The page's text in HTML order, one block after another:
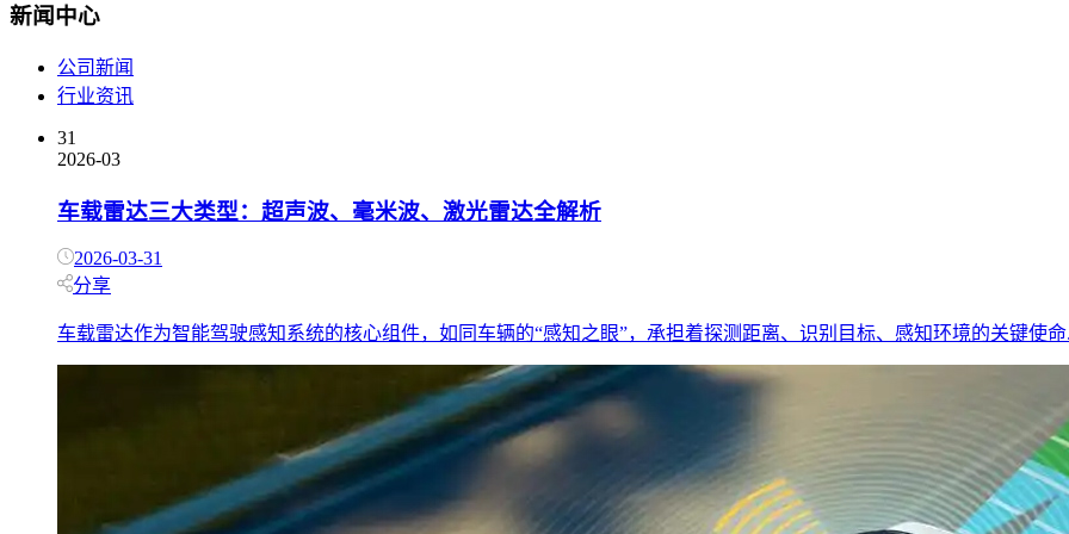
新闻中心
公司新闻
行业资讯
31
2026-03
车载雷达三大类型：超声波、毫米波、激光雷达全解析
2026-03-31
分享
车载雷达作为智能驾驶感知系统的核心组件，如同车辆的“感知之眼”，承担着探测距离、识别目标、感知环境的关键使命